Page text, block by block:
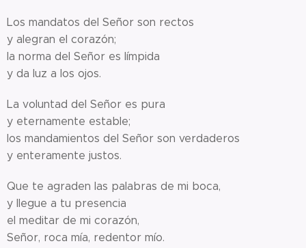
Los mandatos del Señor son rectos
y alegran el corazón;
la norma del Señor es límpida
y da luz a los ojos.
La voluntad del Señor es pura
y eternamente estable;
los mandamientos del Señor son verdaderos
y enteramente justos.
Que te agraden las palabras de mi boca,
y llegue a tu presencia
el meditar de mi corazón,
Señor, roca mía, redentor mío.